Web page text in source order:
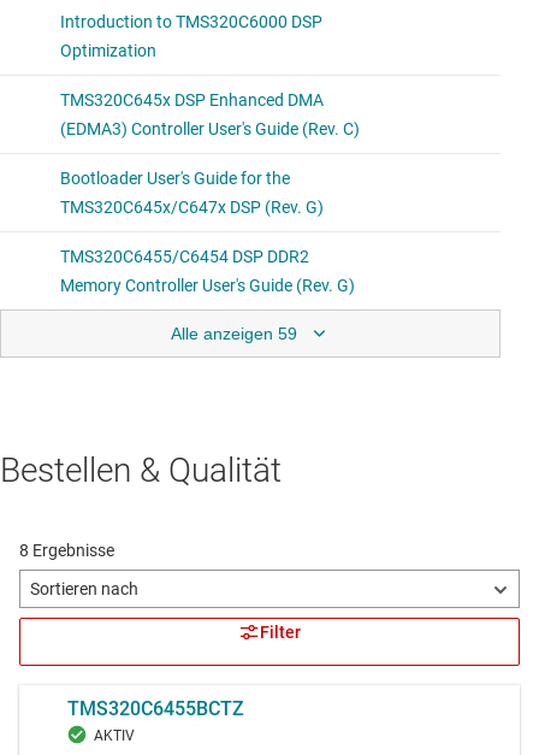
Alle anzeigen 59
Bestellen & Qualität